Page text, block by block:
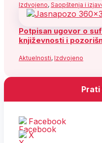
Izdvojeno, Saopštenja i
Potpisan ugovor o
književnosti i
Aktuelnosti, Izdvojeno
Prati
Facebook
X